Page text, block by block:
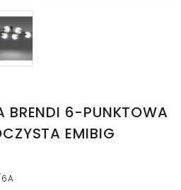
BRENDI 6-PUNKTOWA
EMIBIG
6A